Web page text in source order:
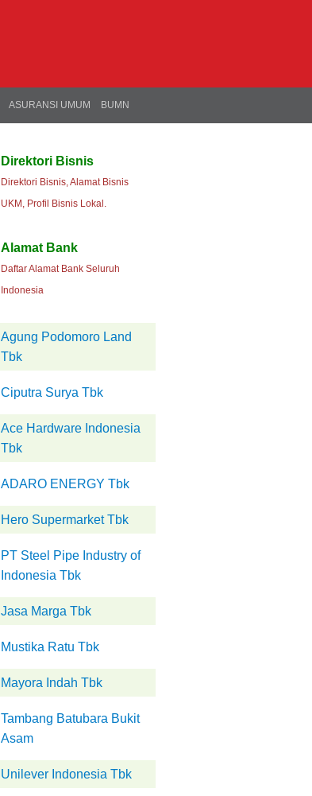
ASURANSI UMUM BUMN
Direktori Bisnis
Direktori Bisnis, Alamat Bisnis
UKM, Profil Bisnis Lokal.
Alamat Bank
Daftar Alamat Bank Seluruh
Indonesia
Agung Podomoro Land
Tbk
Ciputra Surya Tbk
Ace Hardware Indonesia
Tbk
ADARO ENERGY Tbk
Hero Supermarket Tbk
PT Steel Pipe Industry of
Indonesia Tbk
Jasa Marga Tbk
Mustika Ratu Tbk
Mayora Indah Tbk
Tambang Batubara Bukit
Asam
Unilever Indonesia Tbk